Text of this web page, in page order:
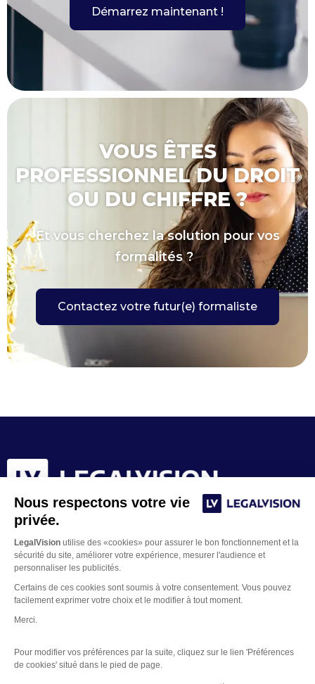
Nous respectons votre vie
privée.
LegalVision utilise des «cookies» pour assurer le bon fonctionnement et la
sécurité du site, améliorer votre expérience, mesurer l'audience et
personnaliser les publicités.
Certains de ces cookies sont soumis à votre consentement. Vous pouvez
facilement exprimer votre choix et le modifier à tout moment.
Merci.
Pour modifier vos préférences par la suite, cliquez sur le lien 'Préférences
de cookies' situé dans le pied de page.
Démarrez maintenant !
VOUS ÊTES
PROFESSIONNEL DU DROIT
OU DU CHIFFRE ?
Et vous cherchez la solution pour vos
formalités ?
Contactez votre futur(e) formaliste
Mentions Légales